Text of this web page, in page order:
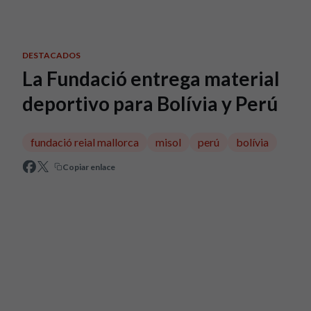
DESTACADOS
La Fundació entrega material
deportivo para Bolívia y Perú
fundació reial mallorca misol perú bolívia
Copiar enlace